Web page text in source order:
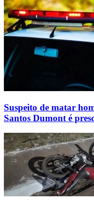
Suspeito de matar
Santos Dumont é